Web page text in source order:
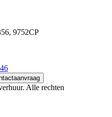
9752CP
Alle rechten